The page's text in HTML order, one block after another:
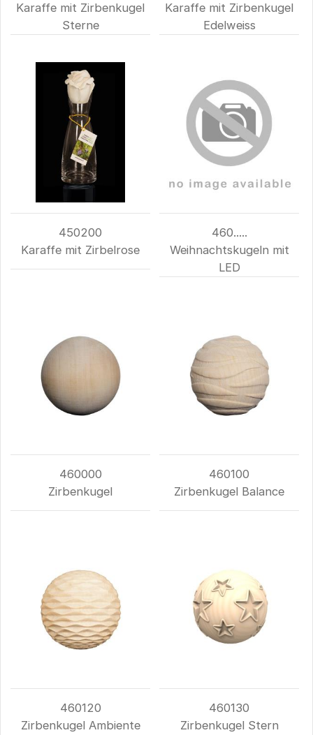
Karaffe mit Zirbenkugel
Sterne
Karaffe mit Zirbenkugel
Edelweiss
450200
Karaffe mit Zirbelrose
460.....
Weihnachtskugeln mit
LED
460000
Zirbenkugel
460100
Zirbenkugel Balance
460120
Zirbenkugel Ambiente
460130
Zirbenkugel Stern